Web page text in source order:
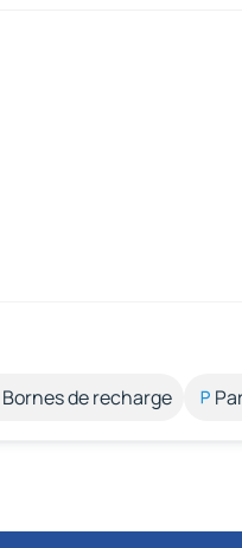
Bornes de recharge